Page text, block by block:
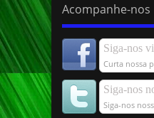
Acompanhe-nos
Siga-nos
Curta nossa
Siga-nos
Siga-nos